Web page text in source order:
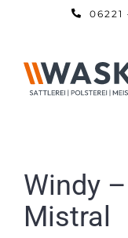
06221
Windy
Mistral